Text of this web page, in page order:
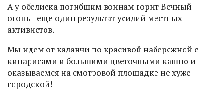
А у обелиска погибшим воинам горит Вечный
огонь - еще один результат усилий местных
активистов.
Мы идем от каланчи по красивой набережной с
кипарисами и большими цветочными кашпо и
оказываемся на смотровой площадке не хуже
городской!